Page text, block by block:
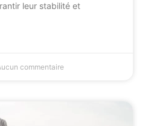
leur stabilité et
commentaire